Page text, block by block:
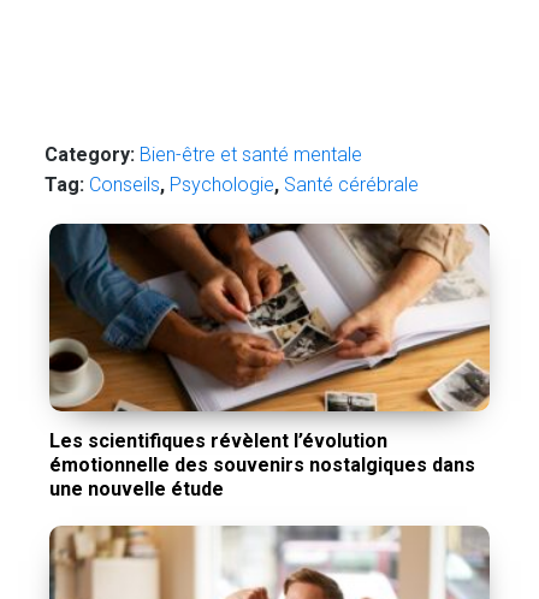
Category: Bien-être et santé mentale
Tag: Conseils, Psychologie, Santé cérébrale
Les scientifiques révèlent l’évolution
émotionnelle des souvenirs nostalgiques dans
une nouvelle étude